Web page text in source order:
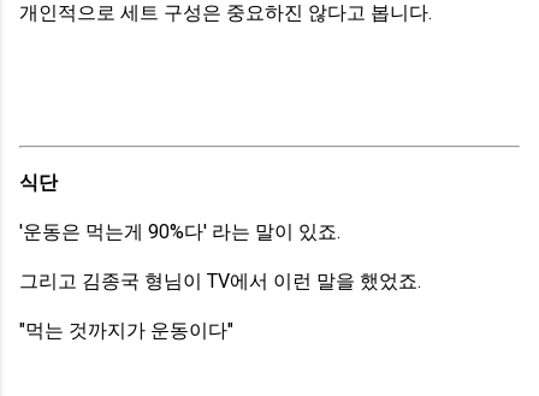
개인적으로 세트 구성은 중요하진 않다고 봅니다.
식단
'운동은 먹는게 90%다' 라는 말이 있죠.
그리고 김종국 형님이 TV에서 이런 말을 했었죠.
"먹는 것까지가 운동이다"